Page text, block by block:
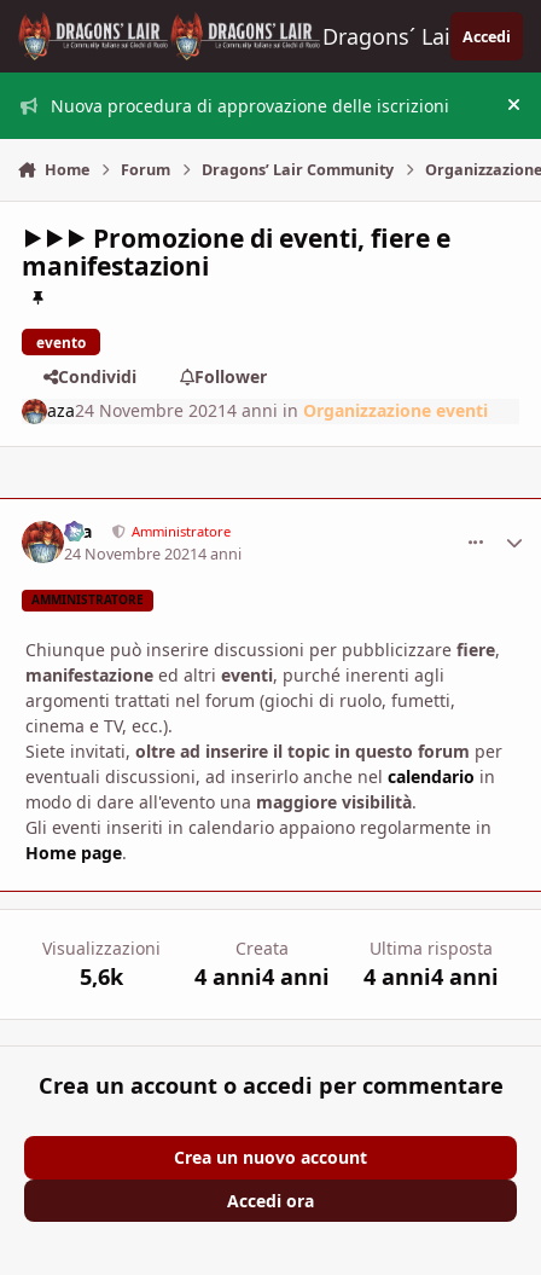
Vai al contenuto
Dragons´ Lair Accedi
Nuova procedura di approvazione delle iscrizioni
Home Forum Dragons’ Lair Community
⯈⯈⯈ Promozione di eventi, fiere e
manifestazioni
evento
Condividi
Follower
aza24 Novembre 20214 anni in Organizzazione eventi
aza Amministratore
24 Novembre 20214 anni
AMMINISTRATORE
Chiunque può inserire discussioni per pubblicizzare fiere,
manifestazione ed altri eventi, purché inerenti agli
argomenti trattati nel forum (giochi di ruolo, fumetti,
cinema e TV, ecc.).
Siete invitati, oltre ad inserire il topic in questo forum per
eventuali discussioni, ad inserirlo anche nel calendario in
modo di dare all'evento una maggiore visibilità.
Gli eventi inseriti in calendario appaiono regolarmente in
Home page.
Visualizzazioni
5,6k
Creata
4 anni4 anni
Ultima risposta
4 anni4 anni
Crea un account o accedi per commentare
Crea un nuovo account
Accedi ora